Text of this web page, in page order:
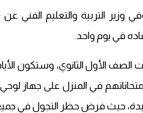
التربية والتعليم الفني
في يوم واحد.
يأخذ الطلاب امتحاناتهم في المنزل
حيث فرض حظر التجول في